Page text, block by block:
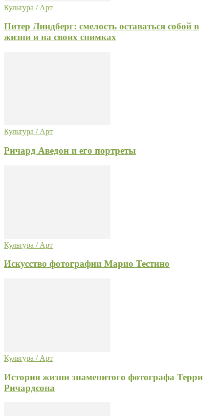
Культура / Арт
Питер Линдберг: смелость оставаться собой в
жизни и на своих снимках
Культура / Арт
Ричард Аведон и его портреты
Культура / Арт
Искусство фотографии Марио Тестино
Культура / Арт
История жизни знаменитого фотографа Терри
Ричардсона